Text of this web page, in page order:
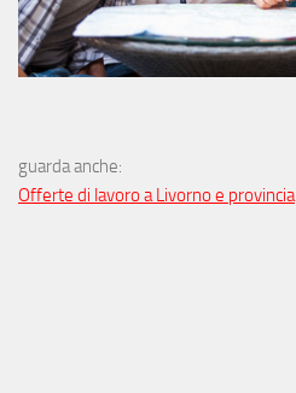
guarda anche:
Offerte di lavoro a Livorno e provincia